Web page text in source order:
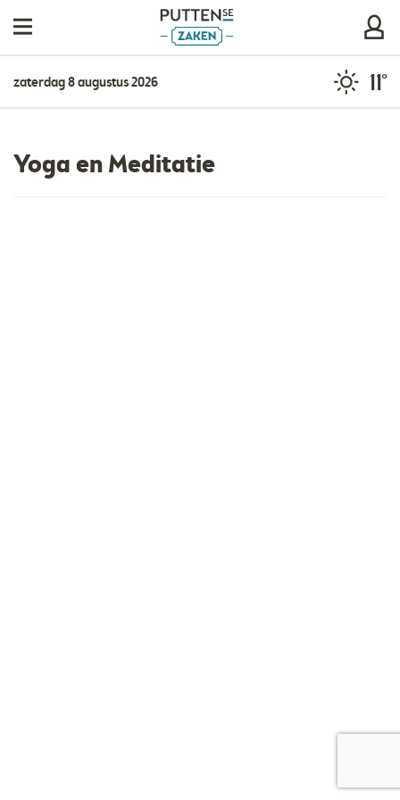
zaterdag 8 augustus 2026 11°
Yoga en Meditatie